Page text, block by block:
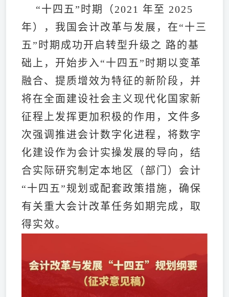
“十四五”时期（2021 年至 2025
年），我国会计改革与发展，在“十三
五”时期成功开启转型升级之 路的基
础上，开始步入“十四五”时期以变革
融合、提质增效为特征的新阶段，并
将在全面建设社会主义现代化国家新
征程上发挥更加积极的作用，文件多
次强调推进会计数字化进程，将数字
化建设作为会计实操发展的导向，结
合实际研究制定本地区（部门）会计
“十四五”规划或配套政策措施，确保
有关重大会计改革任务如期完成，取
得实效。